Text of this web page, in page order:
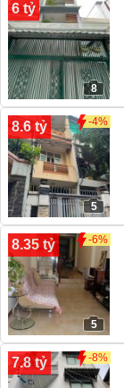
6 tỷ
8
8.6 tỷ -4%
5
8.35 tỷ -6%
5
7.8 tỷ -8%